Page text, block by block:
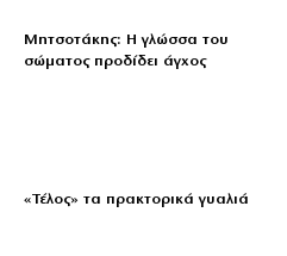
Μητσοτάκης: Η γλώσσα του
σώματος προδίδει άγχος
«Τέλος» τα πρακτορικά γυαλιά